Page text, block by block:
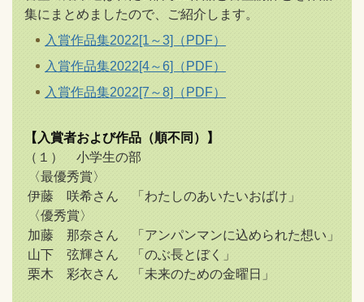
集にまとめましたので、ご紹介します。
入賞作品集2022[1～3]（PDF）
入賞作品集2022[4～6]（PDF）
入賞作品集2022[7～8]（PDF）
【入賞者および作品（順不同）】
（１） 小学生の部
〈最優秀賞〉
伊藤 咲希さん 「わたしのあいたいおばけ」
〈優秀賞〉
加藤 那奈さん 「アンパンマンに込められた想い」
山下 弦輝さん 「のぶ長とぼく」
栗木 彩衣さん 「未来のための金曜日」